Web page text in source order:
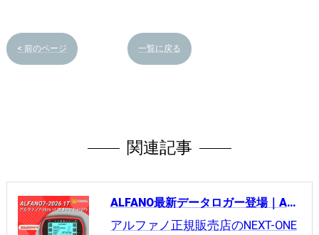
< 前のページ 一覧に戻る
関連記事
ALFANO最新データロガー登場｜ALFANO7-2026＆LEGEND（6バージョン）
アルファノ正規販売店のNEXT-ONE